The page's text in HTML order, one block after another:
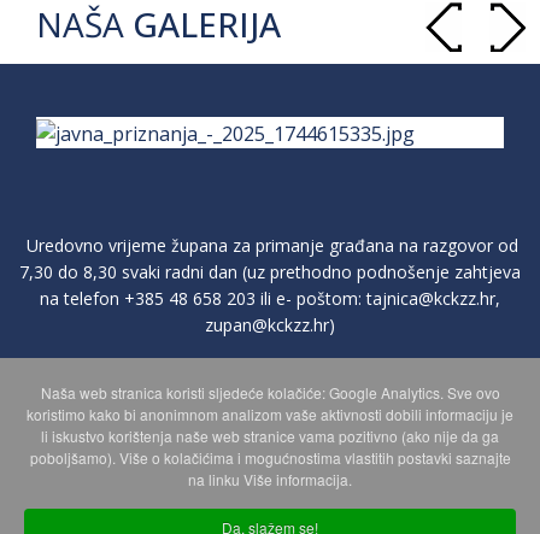
NAŠA GALERIJA
Uredovno vrijeme župana za primanje građana na razgovor od
7,30 do 8,30 svaki radni dan (uz prethodno podnošenje zahtjeva
na telefon +385 48 658 203 ili e- poštom:tajnica@kckzz.hr,
zupan@kckzz.hr)
POLITIKA ZAŠTITE PRIVATNOSTI OSOBNIH PODATAKA
MAPA WEBA
Naša web stranica koristi sljedeće kolačiće: Google Analytics. Sve ovo
koristimo kako bi anonimnom analizom vaše aktivnosti dobili informaciju je
li iskustvo korištenja naše web stranice vama pozitivno (ako nije da ga
poboljšamo). Više o kolačićima i mogućnostima vlastitih postavki saznajte
na linku Više informacija.
Da, slažem se!